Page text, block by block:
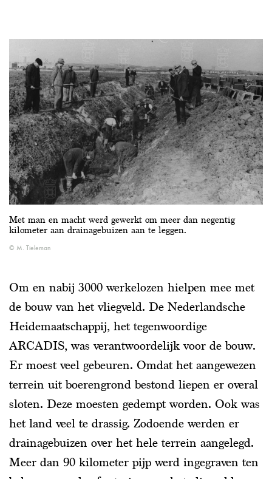
Met man en macht werd gewerkt om meer dan negentig
kilometer aan drainagebuizen aan te leggen.
M. Tieleman
Om en nabij 3000 werkelozen hielpen mee met
de bouw van het vliegveld. De Nederlandsche
Heidemaatschappij, het tegenwoordige
ARCADIS, was verantwoordelijk voor de bouw.
Er moest veel gebeuren. Omdat het aangewezen
terrein uit boerengrond bestond liepen er overal
sloten. Deze moesten gedempt worden. Ook was
het land veel te drassig. Zodoende werden er
drainagebuizen over het hele terrein aangelegd.
Meer dan 90 kilometer pijp werd ingegraven ten